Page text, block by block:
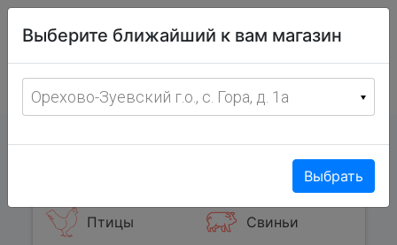
фермерских
товаров
с 8:00 до 19:00 ежедневно
Птицы Свиньи
Выберите ближайший к вам магазин
Орехово-Зуевский г.о., с. Гора, д. 1а
Выбрать